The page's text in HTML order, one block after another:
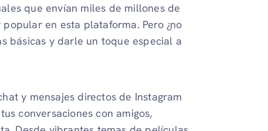
que envían miles de millones de
en esta plataforma. Pero ¿no
básicas y darle un toque especial a
y mensajes directos de Instagram
conversaciones con amigos,